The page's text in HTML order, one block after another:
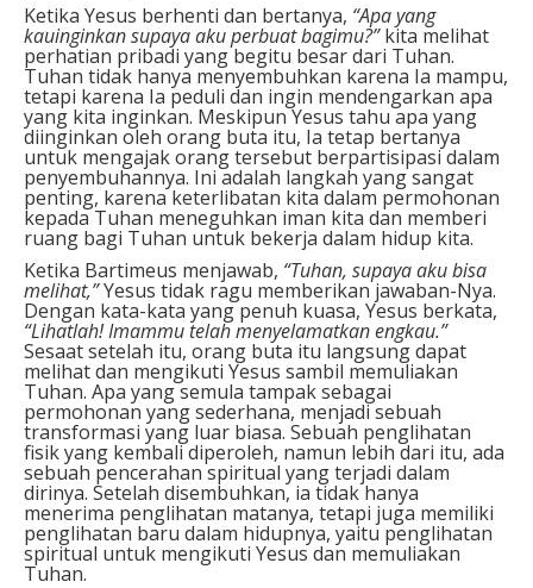
Ketika Yesus berhenti dan bertanya, “Apa yang
kauinginkan supaya aku perbuat bagimu?”kita melihat
perhatian pribadi yang begitu besar dari Tuhan.
Tuhan tidak hanya menyembuhkan karena Ia mampu,
tetapi karena Ia peduli dan ingin mendengarkan apa
yang kita inginkan. Meskipun Yesus tahu apa yang
diinginkan oleh orang buta itu, Ia tetap bertanya
untuk mengajak orang tersebut berpartisipasi dalam
penyembuhannya. Ini adalah langkah yang sangat
penting, karena keterlibatan kita dalam permohonan
kepada Tuhan meneguhkan iman kita dan memberi
ruang bagi Tuhan untuk bekerja dalam hidup kita.
Ketika Bartimeus menjawab, “Tuhan, supaya aku bisa
melihat,”Yesus tidak ragu memberikan jawaban-Nya.
Dengan kata-kata yang penuh kuasa, Yesus berkata,
“Lihatlah! Imammu telah menyelamatkan engkau.”
Sesaat setelah itu, orang buta itu langsung dapat
melihat dan mengikuti Yesus sambil memuliakan
Tuhan. Apa yang semula tampak sebagai
permohonan yang sederhana, menjadi sebuah
transformasi yang luar biasa. Sebuah penglihatan
fisik yang kembali diperoleh, namun lebih dari itu, ada
sebuah pencerahan spiritual yang terjadi dalam
dirinya. Setelah disembuhkan, ia tidak hanya
menerima penglihatan matanya, tetapi juga memiliki
penglihatan baru dalam hidupnya, yaitu penglihatan
spiritual untuk mengikuti Yesus dan memuliakan
Tuhan.